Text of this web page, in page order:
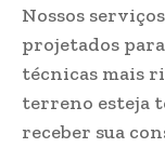
Nossos
projetados
técnicas mais
terreno esteja
receber sua